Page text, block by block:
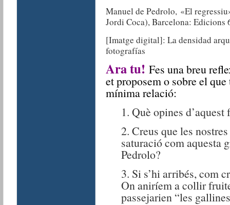
Manuel de Pedrolo, «El
Jordi Coca), Barcelona:
[Imatge digital]: La densidad
fotografías
Ara tu! Fes una breu
et proposem o sobre el
mínima relació:
1. Què opines
2. Creus que les
saturació com aquesta
Pedrolo?
3. Si s’hi arribés, com
On aniríem a collir
passejarien “les